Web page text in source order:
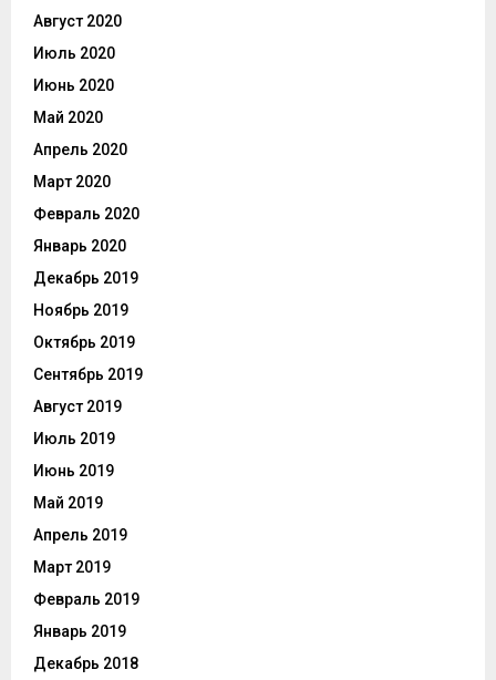
Август 2020
Июль 2020
Июнь 2020
Май 2020
Апрель 2020
Март 2020
Февраль 2020
Январь 2020
Декабрь 2019
Ноябрь 2019
Октябрь 2019
Сентябрь 2019
Август 2019
Июль 2019
Июнь 2019
Май 2019
Апрель 2019
Март 2019
Февраль 2019
Январь 2019
Декабрь 2018